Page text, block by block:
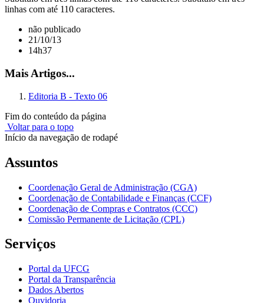
linhas com até 110 caracteres.
não publicado
21/10/13
14h37
Mais Artigos...
Editoria B - Texto 06
Fim do conteúdo da página
Voltar para o topo
Início da navegação de rodapé
Assuntos
Coordenação Geral de Administração (CGA)
Coordenação de Contabilidade e Finanças (CCF)
Coordenação de Compras e Contratos (CCC)
Comissão Permanente de Licitação (CPL)
Serviços
Portal da UFCG
Portal da Transparência
Dados Abertos
Ouvidoria